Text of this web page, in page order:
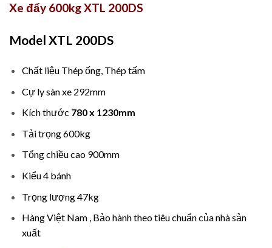
Xe đẩy 600kg XTL 200DS
Model XTL 200DS
Chất liệu Thép ống, Thép tấm
Cự ly sàn xe 292mm
Kích thước 780 x 1230mm
Tải trọng 600kg
Tổng chiều cao 900mm
Kiểu 4 bánh
Trọng lượng 47kg
Hàng Việt Nam , Bảo hành theo tiêu chuẩn của nhà sản
xuất